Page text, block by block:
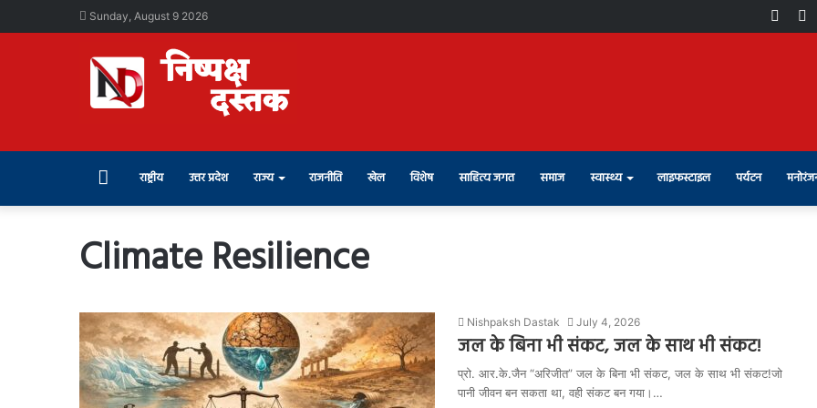
Sunday, August 9 2026
राष्ट्रीय उत्तर प्रदेश राज्य राजनीति खेल विशेष साहित्य जगत समाज स्वास्थ्य लाइफस्टाइल पर्यटन
Climate Resilience
Nishpaksh Dastak July 4, 2026
जल के बिना भी संकट, जल के साथ भी संकट!
प्रो. आर.के.जैन “अरिजीत” जल के बिना भी संकट, जल के साथ भी संकट!जो
पानी जीवन बन सकता था, वही संकट बन गया।…